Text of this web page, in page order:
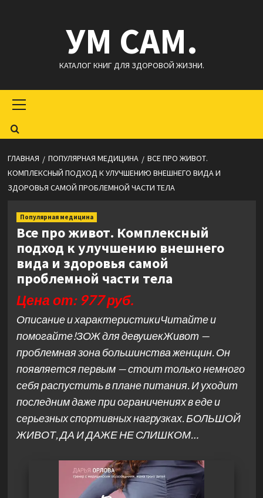
УМ САМ.
КАТАЛОГ КНИГ ДЛЯ ЗДОРОВОЙ ЖИЗНИ.
меню
ГЛАВНАЯ ПОПУЛЯРНАЯ МЕДИЦИНА
ВСЕ ПРО ЖИВОТ.
КОМПЛЕКСНЫЙ ПОДХОД К УЛУЧШЕНИЮ ВНЕШНЕГО ВИДА И
ЗДОРОВЬЯ САМОЙ ПРОБЛЕМНОЙ ЧАСТИ ТЕЛА
Популярная медицина
Все про живот. Комплексный
подход к улучшению внешнего
вида и здоровья самой
проблемной части тела
Цена от: 977 руб.
Описание и характеристикиЧитайте и
помогайте!ЗОЖ для девушекЖивот —
проблемная зона большинства женщин. Он
появляется первым — стоит только немного
себя распустить в плане питания. И уходит
последним даже при ограничениях в еде и
серьезных спортивных нагрузках. БОЛЬШОЙ
ЖИВОТ, ДА И ДАЖЕ НЕ СЛИШКОМ…